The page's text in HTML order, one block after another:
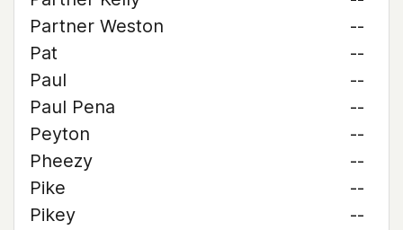
Partner Weston
--
Pat
--
Paul
--
Paul Pena
--
Peyton
--
Pheezy
--
Pike
--
Pikey
--